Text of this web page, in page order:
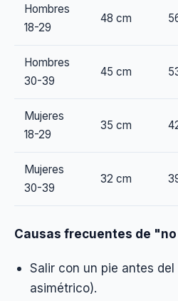
Hombres
18-29
48 cm
Hombres
30-39
45 cm
Mujeres
18-29
35 cm
Mujeres
30-39
32 cm
Causas frecuentes de
Salir con un pie antes
asimétrico).